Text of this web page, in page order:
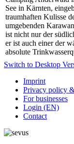
See in Kärnten,
traumhaften Kulisse
umgebenden
ist nicht nur der
er ist auch einer der
absolute
Switch to Desktop
Imprint
Privacy policy
For businesses
Login (EN)
Contact